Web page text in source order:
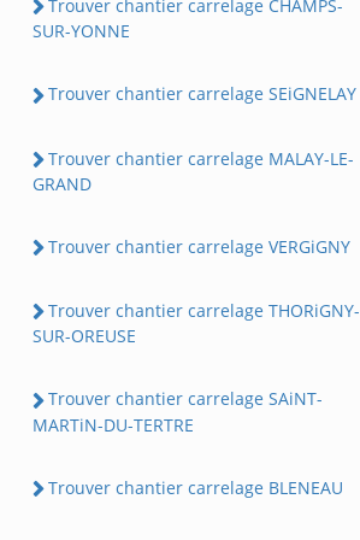
Trouver chantier carrelage CHAMPS-
SUR-YONNE
Trouver chantier carrelage SEiGNELAY
Trouver chantier carrelage MALAY-LE-
GRAND
Trouver chantier carrelage VERGiGNY
Trouver chantier carrelage THORiGNY-
SUR-OREUSE
Trouver chantier carrelage SAiNT-
MARTiN-DU-TERTRE
Trouver chantier carrelage BLENEAU